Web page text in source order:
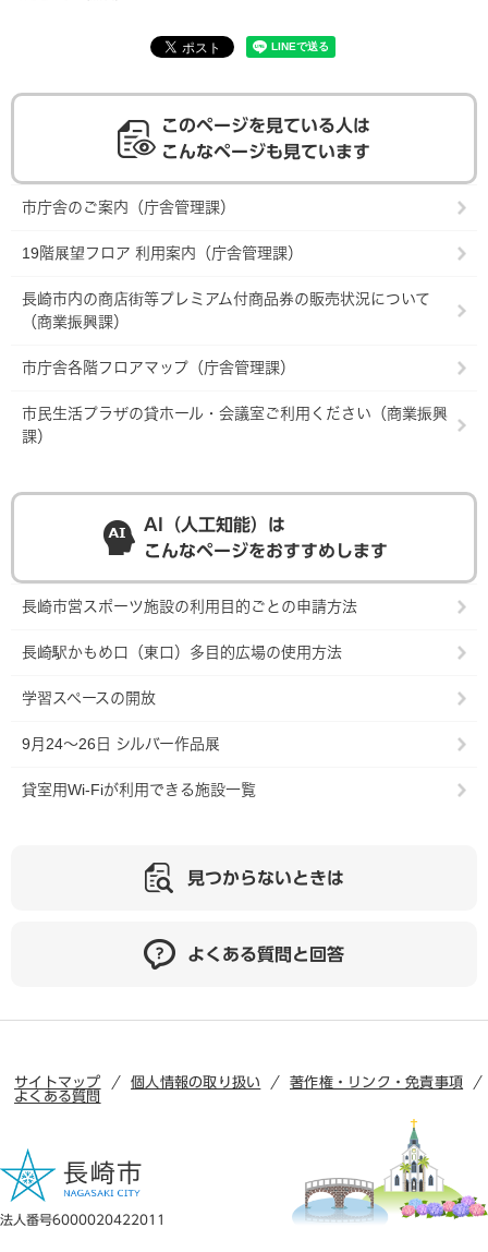
このページを見ている人は
こんなページも見ています
市庁舎のご案内（庁舎管理課）
19階展望フロア 利用案内（庁舎管理課）
長崎市内の商店街等プレミアム付商品券の販売状況について
（商業振興課）
市庁舎各階フロアマップ（庁舎管理課）
市民生活プラザの貸ホール・会議室ご利用ください（商業振興
課）
AI（人工知能）は
こんなページをおすすめします
長崎市営スポーツ施設の利用目的ごとの申請方法
長崎駅かもめ口（東口）多目的広場の使用方法
学習スペースの開放
9月24～26日 シルバー作品展
貸室用Wi-Fiが利用できる施設一覧
見つからないときは
よくある質問と回答
サイトマップ 個人情報の取り扱い
著作権・リンク・免責事項
よくある質問
法人番号6000020422011